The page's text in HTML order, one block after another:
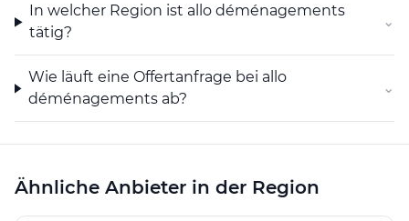
In welcher Region ist allo déménagements
tätig?
⌄
Wie läuft eine Offertanfrage bei allo
déménagements ab?
⌄
Ähnliche Anbieter in der Region